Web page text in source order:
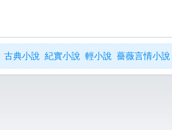
古典小說 紀實小說 輕小說 薔薇言情小說